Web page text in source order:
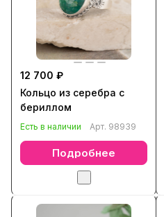
12 700 ₽
Кольцо из серебра с
бериллом
Есть в наличии Арт. 98939
Подробнее